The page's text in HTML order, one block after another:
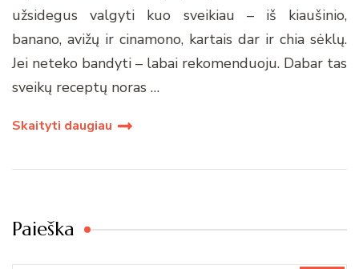
užsidegus valgyti kuo sveikiau – iš kiaušinio,
banano, avižų ir cinamono, kartais dar ir chia sėklų.
Jei neteko bandyti – labai rekomenduoju. Dabar tas
sveikų receptų noras …
Skaityti daugiau
Paieška